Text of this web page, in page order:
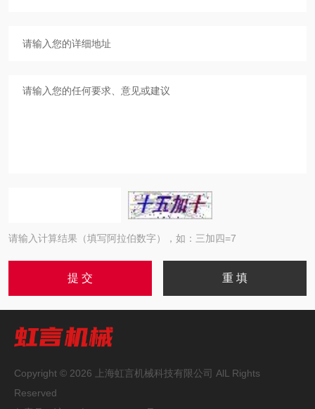
请输入计算结果（填写阿拉伯数字），如：三加四=7
Copyright © 2026 上海虹言机械科技有限公司 AlL Rights
Reserved